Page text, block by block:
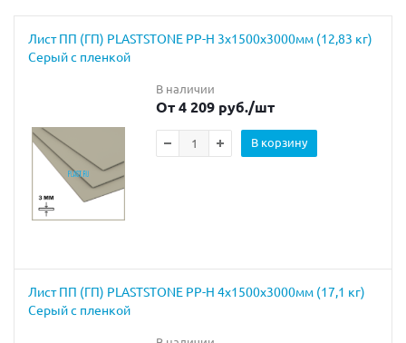
Лист ПП (ГП) PLASTSTONE PP-H 3х1500х3000мм (12,83 кг)
Серый с пленкой
В наличии
От 4 209 руб./шт
В корзину
Лист ПП (ГП) PLASTSTONE PP-H 4х1500х3000мм (17,1 кг)
Серый с пленкой